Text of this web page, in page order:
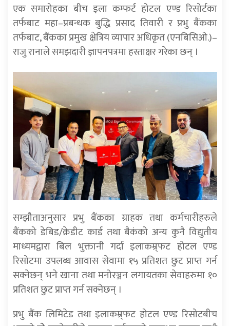
एक समारोहका बीच इला कम्फर्ट होटल एण्ड रिसोर्टका
तर्फबाट महा–प्रबन्धक बुद्धि प्रसाद तिवारी र प्रभु बैंकका
तर्फबाट, बैंकका प्रमुख क्षेत्रिय व्यापार अधिकृत (एनबिसिओ.)–
राजु रानाले समझदारी ज्ञापनपत्रमा हस्ताक्षर गरेका छन् ।
सम्झौताअनुसार प्रभु बैंकका ग्राहक तथा कर्मचारीहरुले
बैंकको डेबिड/क्रेडीट कार्ड तथा बैकंको अन्य कुनै विद्युतीय
माध्यमद्वारा बिल भुक्तानी गर्दा इलाकम्र्फट होटल एण्ड
रिसोटमा उपलब्ध आवास सेवामा १५ प्रतिशत छुट प्राप्त गर्न
सक्नेछन् भने खाना तथा मनोरञ्जन लगायतका सेवाहरुमा १०
प्रतिशत छुट प्राप्त गर्न सक्नेछन् ।
प्रभु बैंक लिमिटेड तथा इलाकम्र्फट होटल एण्ड रिसोटबीच